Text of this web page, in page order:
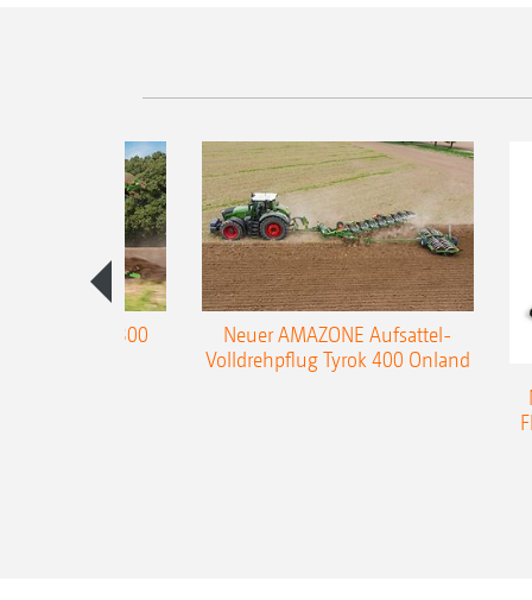
Teres 300
Neuer AMAZONE Aufsattel-
Volldrehpflug Tyrok 400 Onland